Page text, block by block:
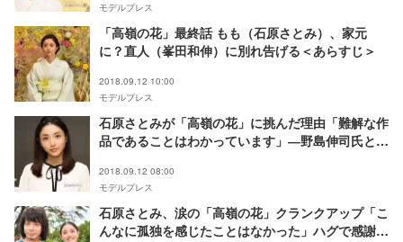
モデルプレス
「高嶺の花」最終話 もも（石原さとみ）、家元
に？直人（峯田和伸）に別れ告げる＜あらすじ＞
2018.09.12 10:00
モデルプレス
石原さとみが「高嶺の花」に挑んだ理由「難解な作
品であることはわかっています」―野島伸司氏と信
ュー後編＞
2018.09.12 08:00
モデルプレス
石原さとみ、涙の「高嶺の花」クランクアップ「こ
んなに孤独を感じたことはなかった」ハグで感謝伝